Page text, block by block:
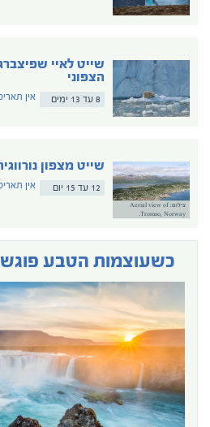
שייט לאיי
הצפוני
8 עד 13 ימים אין
צילום: Aerial view of
Tromso, Norway.
שייט מצפון
12 עד 15 יום אין
כשעוצמות הטבע